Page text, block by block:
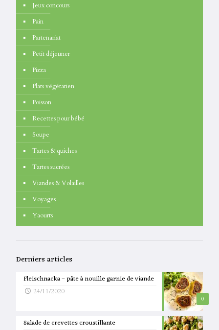
Jeux concours
Pain
Partenariat
Petit déjeuner
Pizza
Plats végétarien
Poisson
Recettes pour bébé
Soupe
Tartes & quiches
Tartes sucrées
Viandes & Volailles
Voyages
Yaourts
Derniers articles
0
Fleischnacka – pâte à nouille garnie de viande
24/11/2020
Salade de crevettes croustillante